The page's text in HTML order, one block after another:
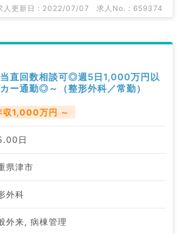
人更新日 : 2022/07/07 求人No. : 659374
当直回数相談可◎週5日1,000万円以
ー通勤◎～（整形外科／常勤）
収1,000万円 ～
日
県津市
外科
外来, 病棟管理